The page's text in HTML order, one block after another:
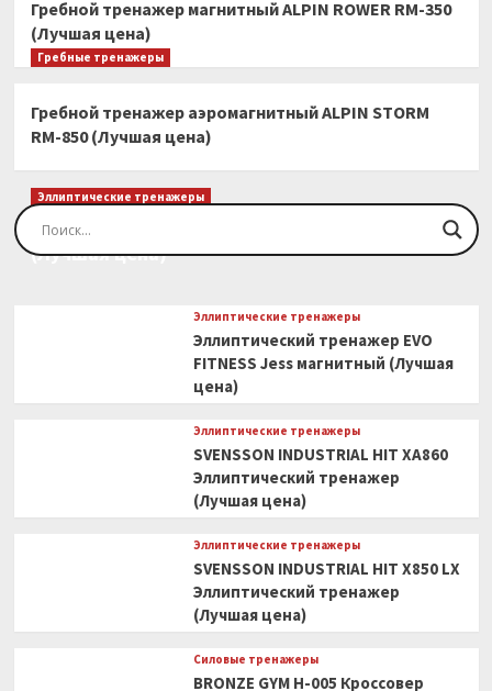
Гребной тренажер магнитный ALPIN ROWER RM-350
(Лучшая цена)
Гребные тренажеры
Гребной тренажер аэромагнитный ALPIN STORM
RM-850 (Лучшая цена)
Эллиптические тренажеры
Эллиптический тренажер EVO FITNESS Orion
(Лучшая цена)
Эллиптические тренажеры
Эллиптический тренажер EVO
FITNESS Jess магнитный (Лучшая
цена)
Эллиптические тренажеры
SVENSSON INDUSTRIAL HIT XA860
Эллиптический тренажер
(Лучшая цена)
Эллиптические тренажеры
SVENSSON INDUSTRIAL HIT X850 LX
Эллиптический тренажер
(Лучшая цена)
Силовые тренажеры
BRONZE GYM H-005 Кроссовер